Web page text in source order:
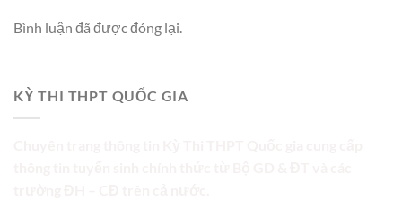
Bình luận đã được đóng lại.
KỲ THI THPT QUỐC GIA